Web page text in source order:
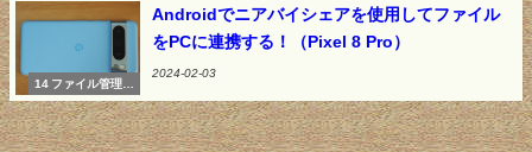
14 ファイル管理機
能
Androidでニアバイシェアを使用してファイル
をPCに連携する！（Pixel 8 Pro）
2024-02-03